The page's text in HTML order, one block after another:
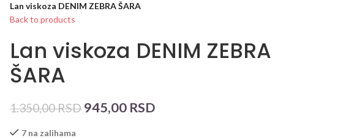
Lan viskoza DENIM ZEBRA ŠARA
Back to products
Lan viskoza DENIM ZEBRA
ŠARA
1.350,00RSD 945,00 RSD
7 na zalihama